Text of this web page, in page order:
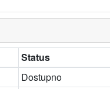
Status
Dostupno